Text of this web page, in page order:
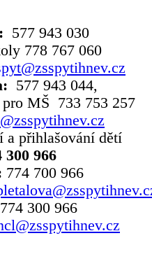
577 943 030
778 767 060
577 943 044,
pro MŠ 733 753 257
a přihlašování dětí
300 966
774 700 966
774 300 966